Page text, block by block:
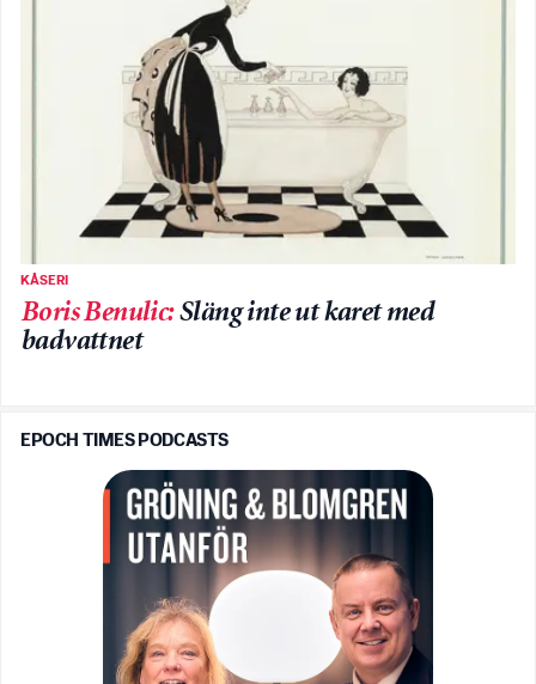
KÅSERI
Boris Benulic:Släng inte ut karet med
badvattnet
EPOCH TIMES PODCASTS